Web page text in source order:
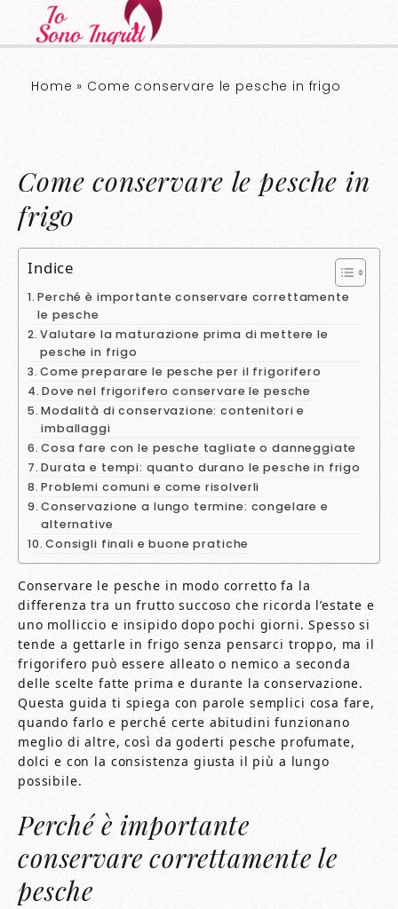
Home » Come conservare le pesche in frigo​​
Come conservare le pesche in
frigo​​
Indice
Perché è importante conservare correttamente
le pesche
Valutare la maturazione prima di mettere le
pesche in frigo
Come preparare le pesche per il frigorifero
Dove nel frigorifero conservare le pesche
Modalità di conservazione: contenitori e
imballaggi
Cosa fare con le pesche tagliate o danneggiate
Durata e tempi: quanto durano le pesche in frigo
Problemi comuni e come risolverli
Conservazione a lungo termine: congelare e
alternative
Consigli finali e buone pratiche
Conservare le pesche in modo corretto fa la
differenza tra un frutto succoso che ricorda l’estate e
uno molliccio e insipido dopo pochi giorni. Spesso si
tende a gettarle in frigo senza pensarci troppo, ma il
frigorifero può essere alleato o nemico a seconda
delle scelte fatte prima e durante la conservazione.
Questa guida ti spiega con parole semplici cosa fare,
quando farlo e perché certe abitudini funzionano
meglio di altre, così da goderti pesche profumate,
dolci e con la consistenza giusta il più a lungo
possibile.
Perché è importante
conservare correttamente le
pesche